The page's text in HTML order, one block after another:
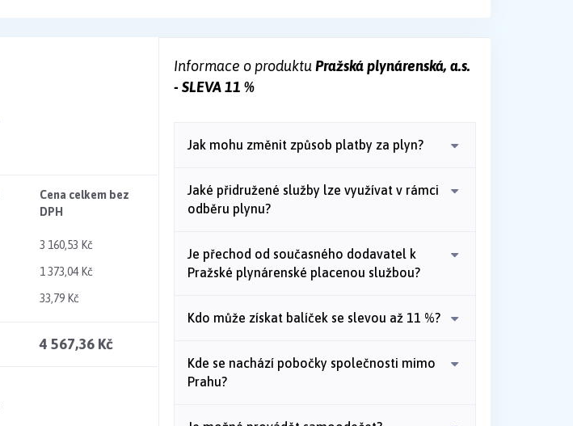
Cena celkem bez
DPH
3 160,53 Kč
1 373,04 Kč
33,79 Kč
4 567,36 Kč
Informace o produktuPražská plynárenská, a.s.
- SLEVA 11 %
Jak mohu změnit způsob platby za plyn?
Jaké přidružené služby lze využívat v rámci
odběru plynu?
Je přechod od současného dodavatel k
Pražské plynárenské placenou službou?
Kdo může získat balíček se slevou až 11 %?
Kde se nachází pobočky společnosti mimo
Prahu?